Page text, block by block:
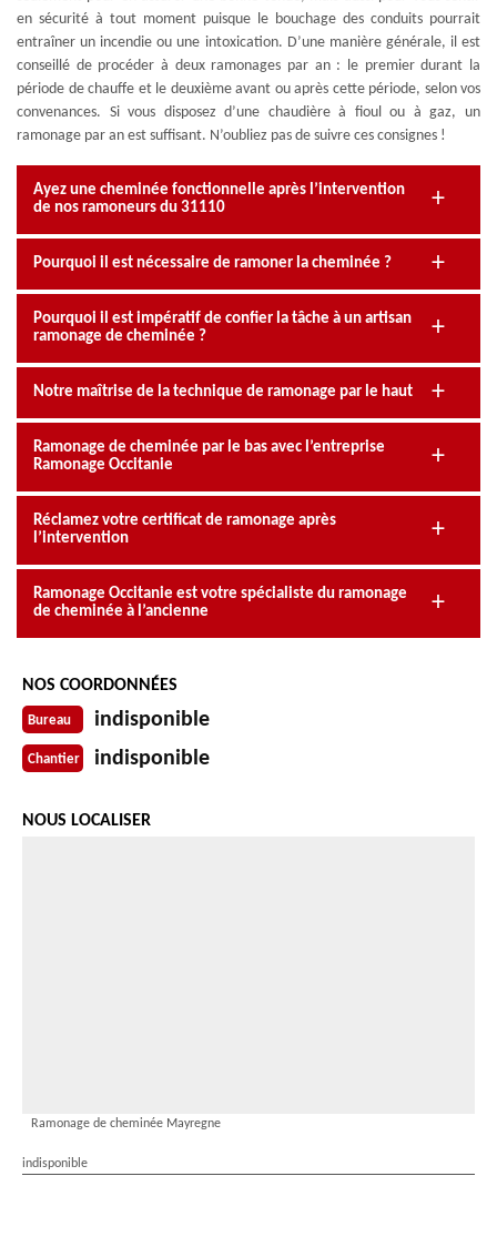
en sécurité à tout moment puisque le bouchage des conduits pourrait
entraîner un incendie ou une intoxication. D’une manière générale, il est
conseillé de procéder à deux ramonages par an : le premier durant la
période de chauffe et le deuxième avant ou après cette période, selon vos
convenances. Si vous disposez d’une chaudière à fioul ou à gaz, un
ramonage par an est suffisant. N’oubliez pas de suivre ces consignes !
Ayez une cheminée fonctionnelle après l’intervention
de nos ramoneurs du 31110
Pourquoi il est nécessaire de ramoner la cheminée ?
Pourquoi il est impératif de confier la tâche à un artisan
ramonage de cheminée ?
Notre maîtrise de la technique de ramonage par le haut
Ramonage de cheminée par le bas avec l’entreprise
Ramonage Occitanie
Réclamez votre certificat de ramonage après
l’intervention
Ramonage Occitanie est votre spécialiste du ramonage
de cheminée à l’ancienne
NOS COORDONNÉES
Bureau indisponible
Chantier indisponible
NOUS LOCALISER
Ramonage de cheminée Mayregne
indisponible